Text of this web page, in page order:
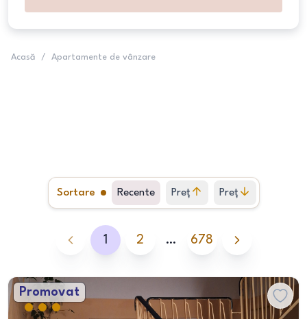
Acasă / Apartamente de vânzare
Sortare Recente Preț
crescător
Preț
descrescător
1 2 … 678
Promovat